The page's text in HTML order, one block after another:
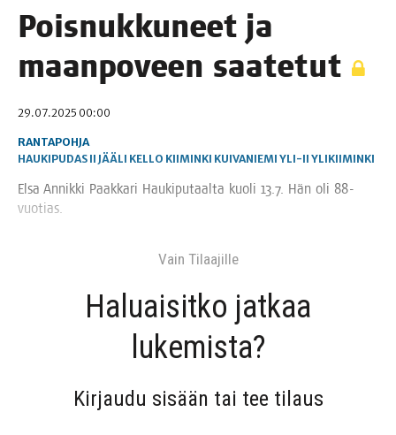
Pois­nuk­ku­neet ja
maan­po­veen saatetut
29.07.2025 00:00
RANTAPOHJA
HAUKIPUDAS II JÄÄLI KELLO KIIMINKI KUIVANIEMI YLI-II YLIKIIMINKI
Elsa Annik­ki Paak­ka­ri Hau­ki­pu­taal­ta kuo­li 13.7. Hän oli 88-
vuotias.
Vain Tilaa­jil­le
Haluai­sit­ko jat­kaa
lukemista?
Kir­jau­du sisään tai tee tilaus